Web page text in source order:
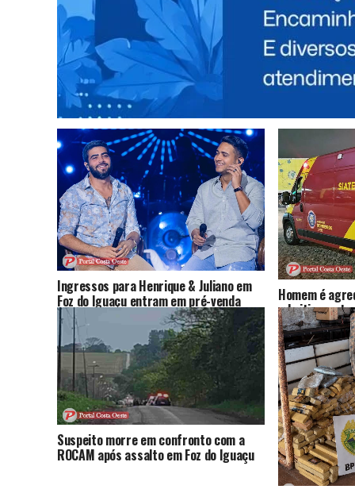
contrabandeados
Ingressos para Henrique & Juliano em
Foz do Iguaçu entram em pré-venda
nesta sexta; show será em outubro
Homem é
admitir que
por drogas
Suspeito morre em confronto com a
ROCAM após assalto em Foz do Iguaçu